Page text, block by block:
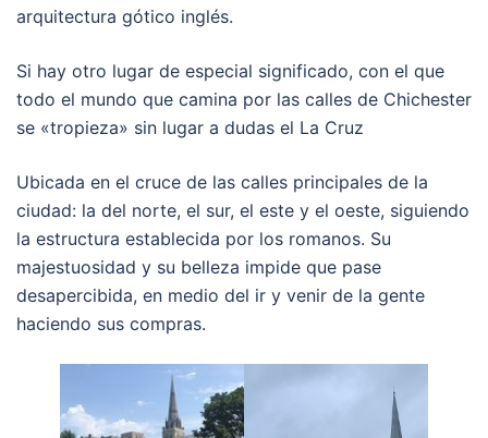
arquitectura gótico inglés.
Si hay otro lugar de especial significado, con el que
todo el mundo que camina por las calles de Chichester
se «tropieza» sin lugar a dudas el La Cruz
Ubicada en el cruce de las calles principales de la
ciudad: la del norte, el sur, el este y el oeste, siguiendo
la estructura establecida por los romanos. Su
majestuosidad y su belleza impide que pase
desapercibida, en medio del ir y venir de la gente
haciendo sus compras.